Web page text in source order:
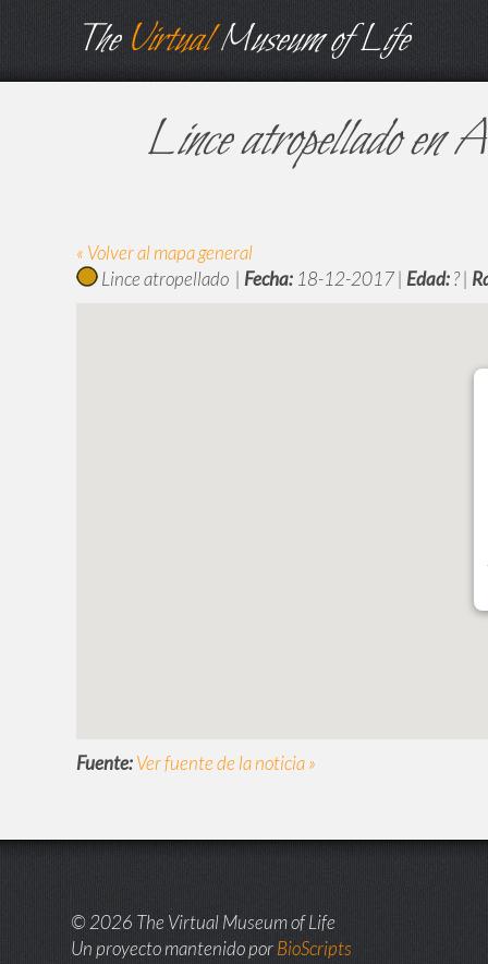
TheVirtualMuseum of Life
Lince atropellado en
« Volver al mapa general
Lince atropellado | Fecha: 18-12-2017 | Edad:? |
Fuente:Ver fuente de la noticia »
© 2026 The Virtual Museum of Life
Un proyecto mantenido porBioScripts